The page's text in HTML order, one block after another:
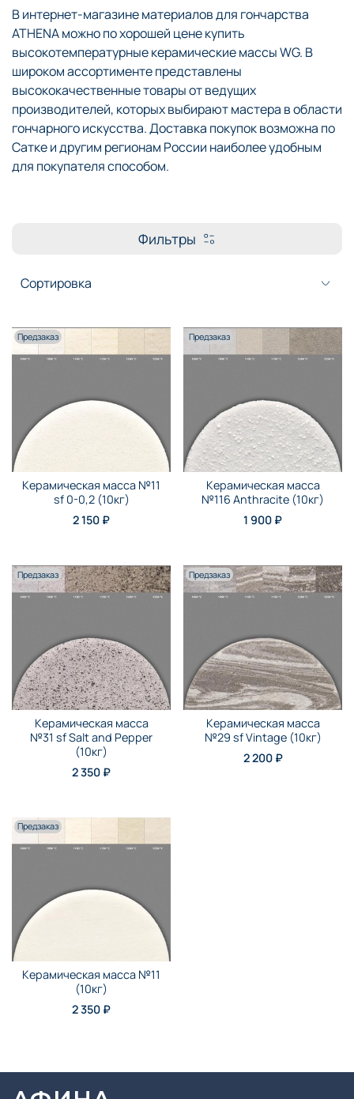
В интернет-магазине материалов для гончарства
ATHENA можно по хорошей цене купить
высокотемпературные керамические массы WG. В
широком ассортименте представлены
высококачественные товары от ведущих
производителей, которых выбирают мастера в области
гончарного искусства. Доставка покупок возможна по
Сатке и другим регионам России наиболее удобным
для покупателя способом.
Фильтры
Предзаказ
Керамическая масса №11
sf 0-0,2 (10кг)
2 150 ₽
Предзаказ
Керамическая масса
№116 Anthraсite (10кг)
1 900 ₽
Предзаказ
Керамическая масса
№31 sf Salt and Pepper
(10кг)
2 350 ₽
Предзаказ
Керамическая масса
№29 sf Vintage (10кг)
2 200 ₽
Предзаказ
Керамическая масса №11
(10кг)
2 350 ₽